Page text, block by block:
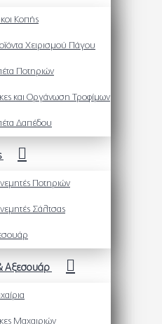
Κοπής
Χειρισμού Πάγου
Ποτηριών
και Οργάνωση Τροφίμων
Δαπέδου
Ποτηριών
Σάλτσας
Αξεσουάρ
Μαχαιριών